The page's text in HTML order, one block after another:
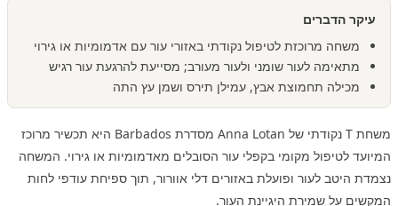
עיקר הדברים
משחה מרוכזת לטיפול נקודתי באזורי עור עם אדמומיות או גירוי
מתאימה לעור שומני ולעור מעורב; מסייעת להרגעת עור רגיש
מכילה תחמוצת אבץ, עמילן תירס ושמן עץ התה
משחת T נקודתי של Anna Lotan מסדרת Barbados היא תכשיר מרוכז
המיועד לטיפול מקומי בקפלי עור הסובלים מאדמומיות או גירוי. המשחה
נצמדת היטב לעור ופועלת באזורים דלי אוורור, תוך ספיחת עודפי לחות
המקשים על שמירת היגיינת העור.